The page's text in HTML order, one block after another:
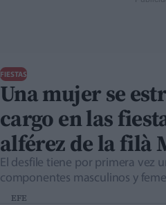
FIESTAS
Una mujer se
cargo en las
alférez de la filà
El desfile tiene por primera vez
componentes masculinos y
EFE